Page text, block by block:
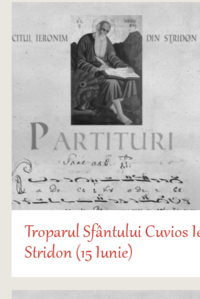
Troparul Sfântului Cuvios
Stridon (15 Iunie)